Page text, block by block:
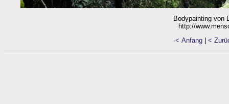
Bodypainting von
http://
·< Anfang| <